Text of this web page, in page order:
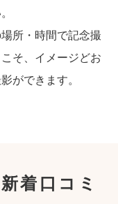
所・時間で記念撮
そ、イメージどお
ができます。
着口コミ